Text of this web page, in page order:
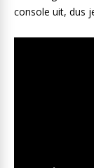
console uit, dus